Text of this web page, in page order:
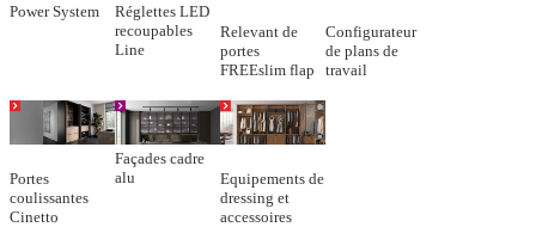
Power System
Réglettes LED
recoupables
Line
Relevant de
portes
FREEslim flap
Configurateur
de plans de
travail
Portes
coulissantes
Cinetto
Façades cadre
alu
Equipements de
dressing et
accessoires